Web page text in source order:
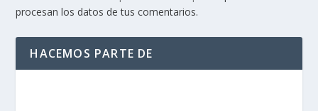
procesan los datos de tus comentarios.
HACEMOS PARTE DE